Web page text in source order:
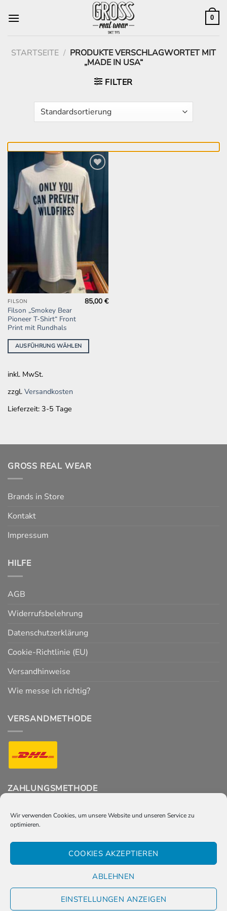
Wir verwenden Cookies, um unsere Website und unseren Service zu
optimieren.
COOKIES AKZEPTIEREN
ABLEHNEN
EINSTELLUNGEN ANZEIGEN
Inhalt
0
STARTSEITE / PRODUKTE VERSCHLAGWORTET MIT
„MADE IN USA“
FILTER
Zur
Wunschliste
hinzufügen
FILSON
Filson „Smokey Bear
Pioneer T-Shirt“ Front
Print mit Rundhals
85,00€
AUSFÜHRUNG WÄHLEN
Dieses
Produkt
weist
Varianten
auf.
Optionen
können
der
inkl. MwSt.
zzgl. Versandkosten
Lieferzeit: 3-5 Tage
GROSS REAL WEAR
Brands in Store
Kontakt
Impressum
HILFE
AGB
Widerrufsbelehrung
Datenschutzerklärung
Cookie-Richtlinie (EU)
Versandhinweise
Wie messe ich richtig?
VERSANDMETHODE
ZAHLUNGSMETHODE